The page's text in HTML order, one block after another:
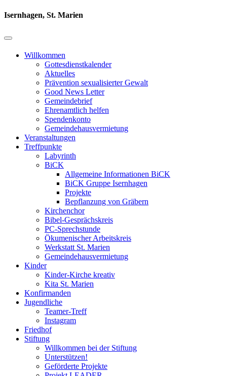
Isernhagen, St. Marien
Willkommen
Gottesdienstkalender
Aktuelles
Prävention sexualisierter Gewalt
Good News Letter
Gemeindebrief
Ehrenamtlich helfen
Spendenkonto
Gemeindehausvermietung
Veranstaltungen
Treffpunkte
Labyrinth
BiCK
Allgemeine Informationen BiCK
BiCK Gruppe Isernhagen
Projekte
Bepflanzung von Gräbern
Kirchenchor
Bibel-Gesprächskreis
PC-Sprechstunde
Ökumenischer Arbeitskreis
Werkstatt St. Marien
Gemeindehausvermietung
Kinder
Kinder-Kirche kreativ
Kita St. Marien
Konfirmanden
Jugendliche
Teamer-Treff
Instagram
Friedhof
Stiftung
Willkommen bei der Stiftung
Unterstützen!
Geförderte Projekte